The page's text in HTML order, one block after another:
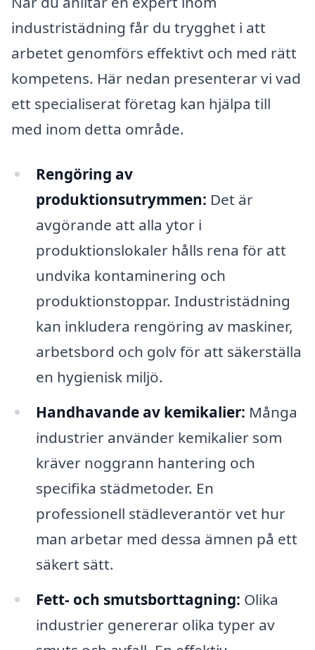
industristädning får du trygghet i att
arbetet genomförs effektivt och med rätt
kompetens. Här nedan presenterar vi vad
ett specialiserat företag kan hjälpa till
med inom detta område.
Rengöring av
produktionsutrymmen: Det är
avgörande att alla ytor i
produktionslokaler hålls rena för att
undvika kontaminering och
produktionstoppar. Industristädning
kan inkludera rengöring av maskiner,
arbetsbord och golv för att säkerställa
en hygienisk miljö.
Handhavande av kemikalier: Många
industrier använder kemikalier som
kräver noggrann hantering och
specifika städmetoder. En
professionell städleverantör vet hur
man arbetar med dessa ämnen på ett
säkert sätt.
Fett- och smutsborttagning: Olika
industrier genererar olika typer av